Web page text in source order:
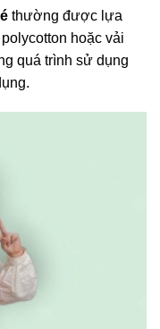
thường được lựa
hoặc vải
quá trình sử dụng